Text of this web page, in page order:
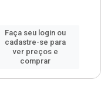
Faça seu login ou
cadastre-se para
ver preços e
comprar